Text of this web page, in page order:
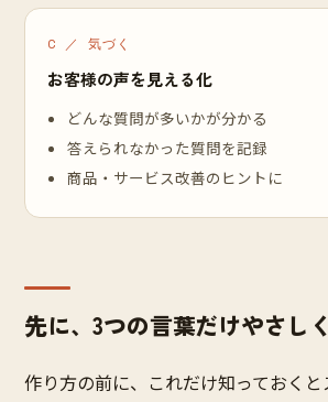
C ／ 気づく
お客様の声を見える化
どんな質問が多いかが分かる
答えられなかった質問を記録
商品・サービス改善のヒントに
先に、3つの言葉だけやさしく
作り方の前に、これだけ知っておくと